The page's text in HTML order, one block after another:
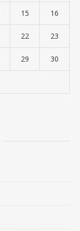
15 16
22 23
29 30